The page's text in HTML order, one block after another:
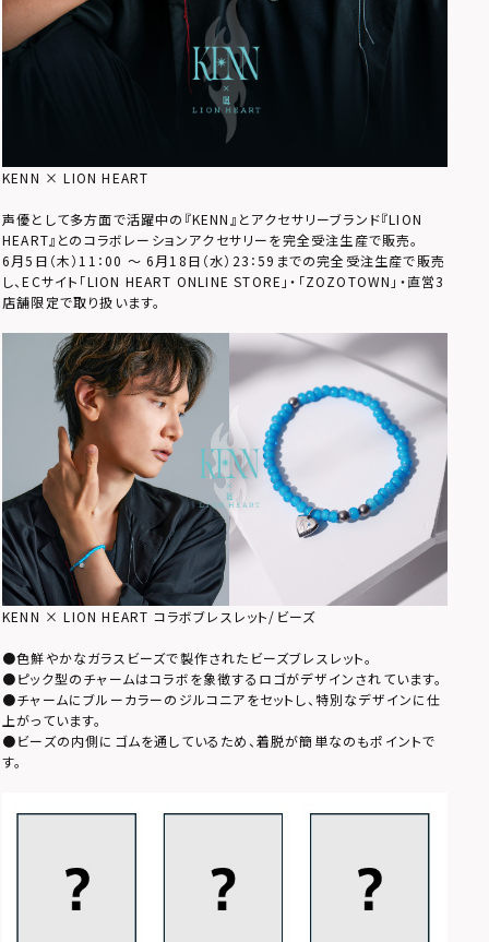
KENN × LION HEART
声優として多方面で活躍中の『KENN』とアクセサリーブランド『LION
HEART』とのコラボレーションアクセサリーを完全受注生産で販売。
6月5日（木）11：00 ～ 6月18日（水）23：59までの完全受注生産で販売
し、ECサイト「LION HEART ONLINE STORE」・「ZOZOTOWN」・直営3
店舗限定で取り扱います。
KENN × LION HEART コラボブレスレット/ビーズ
●色鮮やかなガラスビーズで製作されたビーズブレスレット。
●ピック型のチャームはコラボを象徴するロゴがデザインされています。
●チャームにブルーカラーのジルコニアをセットし、特別なデザインに仕
上がっています。
●ビーズの内側にゴムを通しているため、着脱が簡単なのもポイントで
す。